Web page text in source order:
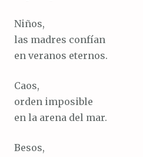
Niños,
las madres confían
en veranos eternos.
Caos,
orden imposible
en la arena del mar.
Besos,